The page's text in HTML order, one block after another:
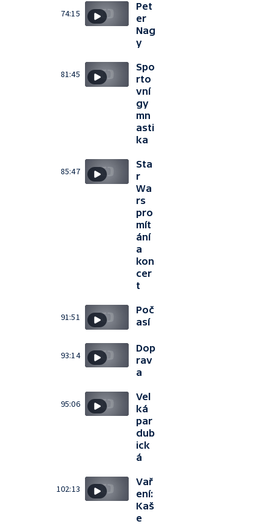
74:15
Pet
er
Nag
y
81:45
Spo
rto
vní
gy
mn
asti
ka
85:47
Sta
r
Wa
rs
pro
mít
ání
a
kon
cer
t
91:51
Poč
así
93:14
Dop
rav
a
95:06
Vel
ká
par
dub
ick
á
102:13
Vař
ení:
Kaš
e